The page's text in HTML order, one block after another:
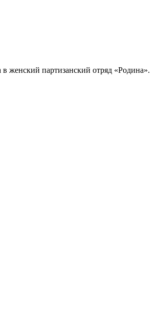
женский партизанский отряд «Родина».